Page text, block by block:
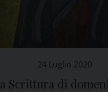
24 Luglio 2020
Scrittura di